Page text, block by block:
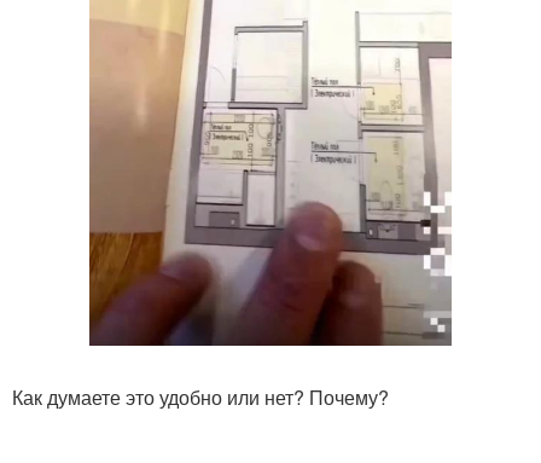
Как думаете это удобно или нет? Почему?